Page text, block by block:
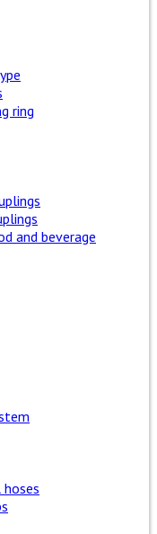
ring
and beverage